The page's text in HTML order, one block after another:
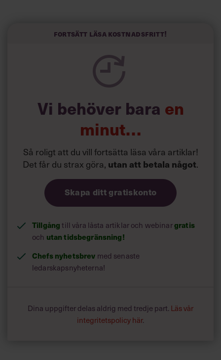
Forskarna tror sig dessutom kunna uttyda att en längre
försök att förändra livsstilsvanor.
Fortsätt läsa kostnadsfritt!
Vi behöver bara en
minut…
Så roligt att du vill fortsätta läsa våra artiklar!
Det får du strax göra, utan att betala något.
Skapa ditt gratiskonto
Tillgång till våra låsta artiklar och webinargratis
och utan tidsbegränsning!
Chefs nyhetsbrev med senaste
ledarskapsnyheterna!
Dina uppgifter delas aldrig med tredje part. Läs vår
integritetspolicy här.